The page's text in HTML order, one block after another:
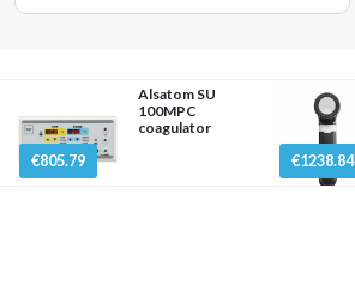
€805.79
Alsatom SU
100MPC
coagulator
€1238.84